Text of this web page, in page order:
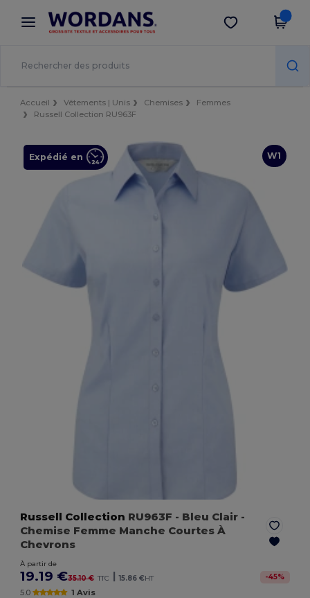
× Appli Wordans
Meilleurs prix sur l’app !
Obtenir l'appli
Accueil Vêtements | Unis Chemises
Femmes
Russell Collection RU963F
W1
Expédié en
Russell Collection RU963F - Bleu Clair -
Chemise Femme Manche Courtes À
Chevrons
À partir de
19.19 €35.10 € TTC | 15.86 €HT -45%
5.0 1 Avis